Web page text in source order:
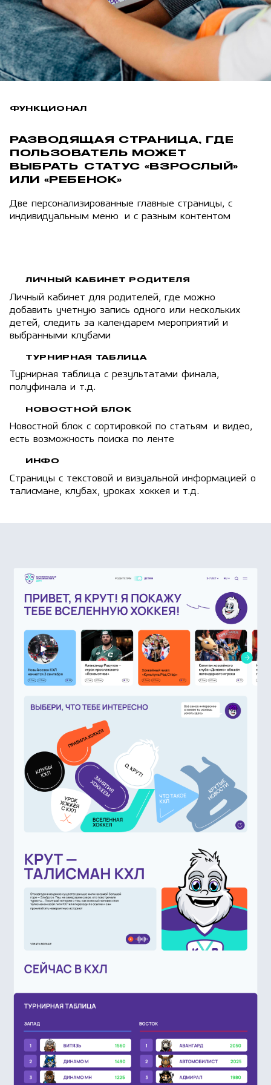
ФУНКЦИОНАЛ
РАЗВОДЯЩАЯ СТРАНИЦА, ГДЕ
ПОЛЬЗОВАТЕЛЬ МОЖЕТ
ВЫБРАТЬ СТАТУС «ВЗРОСЛЫЙ»
ИЛИ «РЕБЕНОК»
Две персонализированные главные страницы, с
индивидуальным меню и с разным контентом
ЛИЧНЫЙ КАБИНЕТ РОДИТЕЛЯ
Личный кабинет для родителей, где можно
добавить учетную запись одного или нескольких
детей, следить за календарем мероприятий и
выбранными клубами
ТУРНИРНАЯ ТАБЛИЦА
Турнирная таблица с результатами финала,
полуфинала и т.д.
НОВОСТНОЙ БЛОК
Новостной блок с сортировкой по статьям и видео,
есть возможность поиска по ленте
ИНФО
Страницы с текстовой и визуальной информацией о
талисмане, клубах, уроках хоккея и т.д.